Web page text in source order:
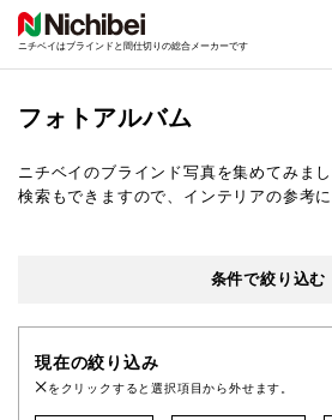
ニチベイはブラインドと間仕切りの総合メーカーです
フォトアルバム
ニチベイのブラインド写真を集めてみまし
検索もできますので、インテリアの参考に
条件で絞り込む
現在の絞り込み
をクリックすると選択項目から外せます。